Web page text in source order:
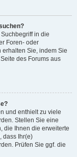
in die
Foren- oder
Sie, indem Sie
des Forums aus
und enthielt zu viele
Stellen Sie eine
die Ihnen die erweiterte
dass Ihr(e)
Prüfen Sie ggf. die